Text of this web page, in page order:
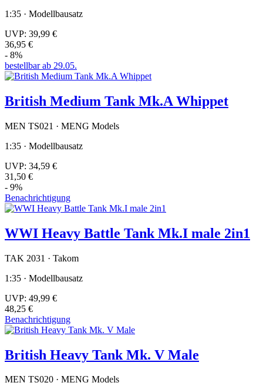
1:35 · Modellbausatz
UVP: 39,99 €
36,95 €
- 8%
bestellbar ab 29.05.
British Medium Tank Mk.A Whippet
MEN TS021 · MENG Models
1:35 · Modellbausatz
UVP: 34,59 €
31,50 €
- 9%
Benachrichtigung
WWI Heavy Battle Tank Mk.I male 2in1
TAK 2031 · Takom
1:35 · Modellbausatz
UVP: 49,99 €
48,25 €
Benachrichtigung
British Heavy Tank Mk. V Male
MEN TS020 · MENG Models